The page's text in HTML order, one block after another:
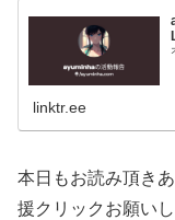
linktr.ee
本日もお読み頂き
援クリックお願い